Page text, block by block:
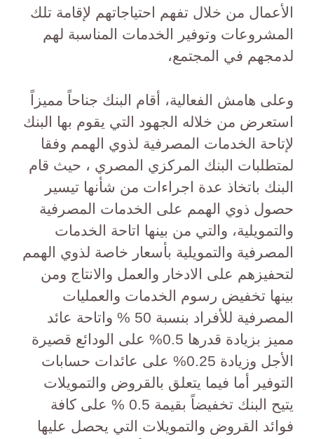
الأعمال من خلال تفهم احتياجاتهم لإقامة تلك
المشروعات وتوفير الخدمات المناسبة لهم
لدمجهم في المجتمع،
وعلى هامش الفعالية، أقام البنك جناحاً مميزاً
استعرض من خلاله الجهود التي يقوم بها البنك
لإتاحة الخدمات المصرفية لذوي الهمم وفقا
لمتطلبات البنك المركزي المصري ، حيث قام
البنك باتخاذ عدة اجراءات من شأنها تيسير
حصول ذوي الهمم على الخدمات المصرفية
والتمويلية، والتي من بينها اتاحة الخدمات
المصرفية والتمويلية بأسعار خاصة لذوي الهمم
لتحفيزهم على الادخار والعمل والانتاج ومن
بينها تخفيض رسوم الخدمات والعمليات
المصرفية للأفراد بنسبة 50 % واتاحة عائد
مميز بزيادة قدرها 0.5% على الودائع قصيرة
الأجل وزيادة 0.25% على عائدات حسابات
التوفير أما فيما يتعلق بالقروض والتمويلات
يتيح البنك تخفيضاً بقيمة 0.5 % على كافة
فوائد القروض والتمويلات التي يحصل عليها